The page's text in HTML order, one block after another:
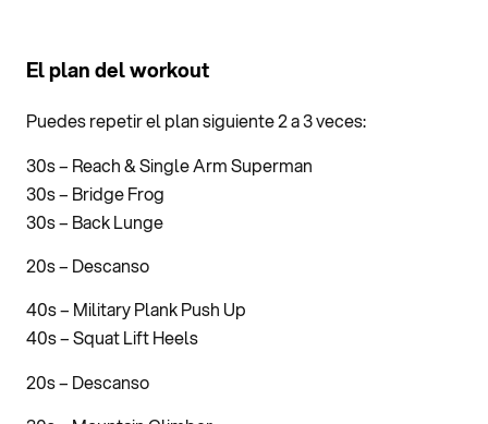
El plan del workout
Puedes repetir el plan siguiente 2 a 3 veces:
30s – Reach & Single Arm Superman
30s – Bridge Frog
30s – Back Lunge
20s – Descanso
40s – Military Plank Push Up
40s – Squat Lift Heels
20s – Descanso